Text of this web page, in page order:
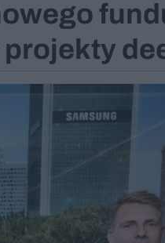
projekty